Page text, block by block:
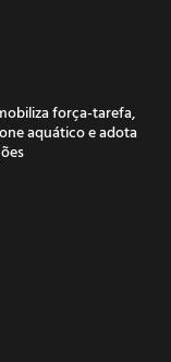
força-tarefa,
aquático e adota